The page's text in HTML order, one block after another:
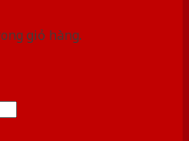
giỏ hàng.